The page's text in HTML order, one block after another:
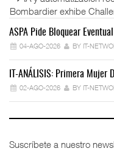
Bombardier exhibe
ASPA Pide Bloquear Eventual
04-AGO-2026 BY IT-
IT-ANÁLISIS: Primera Mujer
02-AGO-2026 BY IT-
Suscríbete a nuestro